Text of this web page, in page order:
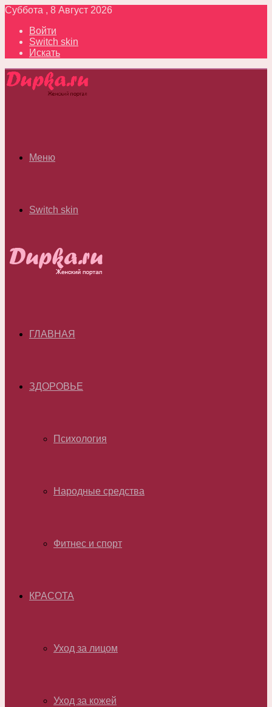
Суббота , 8 Август 2026
Войти
Switch skin
Искать
Меню
Switch skin
ГЛАВНАЯ
ЗДОРОВЬЕ
Психология
Народные средства
Фитнес и спорт
КРАСОТА
Уход за лицом
Уход за кожей